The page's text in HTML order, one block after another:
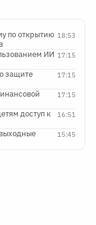
18:53
по открытию
17:15
ИИ
17:15
защите
17:15
16:51
доступ к
15:45